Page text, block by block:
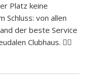
Platz keine
Schluss: von allen
der beste Service
Clubhaus. 👍🏾